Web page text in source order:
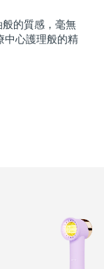
的質感，毫無
中心護理般的精